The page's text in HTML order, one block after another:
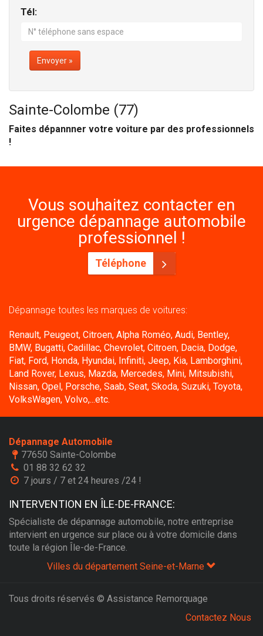
Tél:
Envoyer »
Sainte-Colombe (77)
Faites dépannner votre voiture par des professionnels
!
Vous souhaitez contacter en
urgence dépannage automobile
professionnel !
Téléphone
Dépannage toutes les marques de voitures:
Renault, Peugeot, Citroen, Alpha Roméo, Audi, Bentley,
BMW, Bugatti, Cadillac, Chevrolet, Citroen, Dacia, Dodge,
Fiat, Ford, Honda, Hyundai, Infiniti, Jeep, Kia, Lamborghini,
Land Rover, Lexus, Mazda, Mercedes, Mini, Mitsubishi,
Nissan, Opel, Porsche, Saab, Seat, Skoda, Suzuki, Toyota,
VolksWagen, Volvo,...etc.
Dépannage Automobile
77650 Sainte-Colombe
01 88 32 62 32
7 jours / 7 et 24 heures /24 !
INTERVENTION EN ÎLE-DE-FRANCE:
Spécialiste de dépannage automobile, notre entreprise
intervient en urgence sur place ou à votre domicile dans
toute la région Île-de-France.
Villes du département Seine-et-Marne
Tous droits réservés © Assistance Remorquage
Contactez Nous